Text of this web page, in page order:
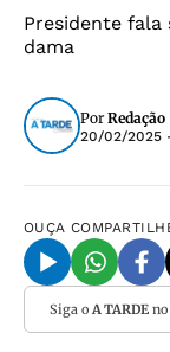
Presidente
dama
Por Redação
20/02/2025
OUÇA
Siga o A TARDEno